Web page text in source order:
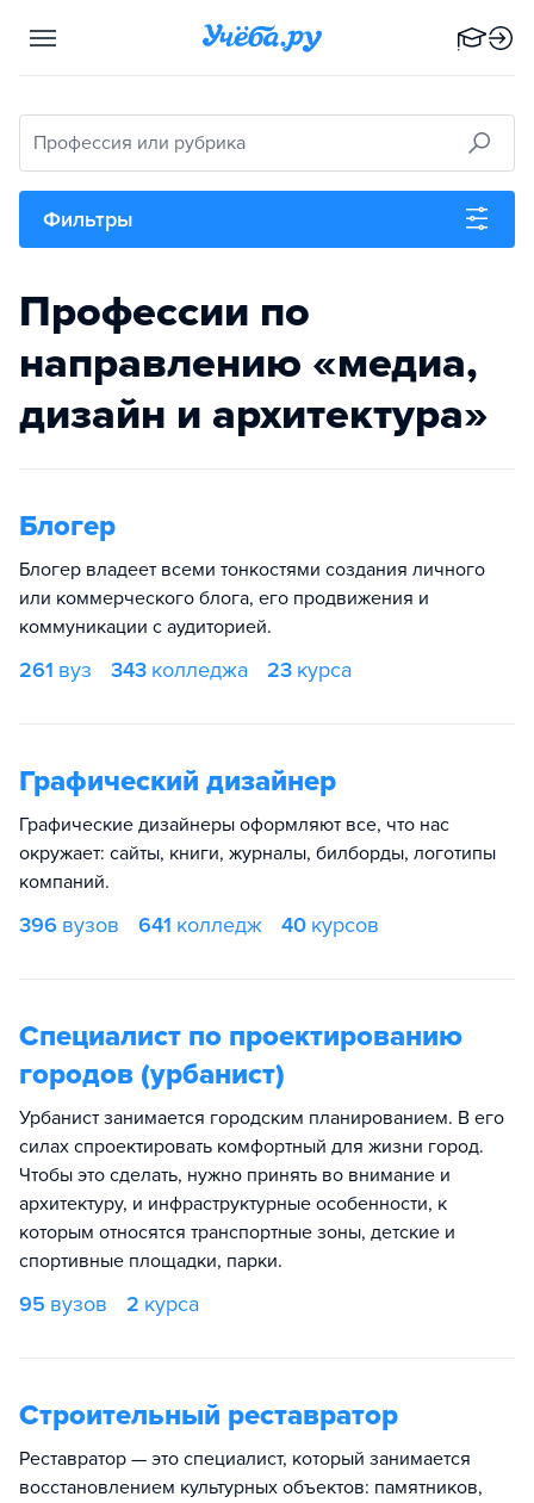
Профессия или рубрика
Фильтры
Профессии по
направлению «медиа,
дизайн и архитектура»
Блогер
Блогер владеет всеми тонкостями создания личного
или коммерческого блога, его продвижения и
коммуникации с аудиторией.
261 вуз 343 колледжа 23 курса
Графический дизайнер
Графические дизайнеры оформляют все, что нас
окружает: сайты, книги, журналы, билборды, логотипы
компаний.
396 вузов 641 колледж 40 курсов
Специалист по проектированию
городов (урбанист)
Урбанист занимается городским планированием. В его
силах спроектировать комфортный для жизни город.
Чтобы это сделать, нужно принять во внимание и
архитектуру, и инфраструктурные особенности, к
которым относятся транспортные зоны, детские и
спортивные площадки, парки.
95 вузов 2 курса
Строительный реставратор
Реставратор — это специалист, который занимается
восстановлением культурных объектов: памятников,